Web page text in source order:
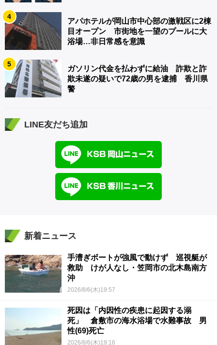
4
アパホテルが岡山市中心部の激戦区に2棟
目オープン 市街地を一望のプールに大
浴場…非日常感を意識
5
ガソリン代金を払わずに給油 詐欺と詐
欺未遂の疑いで72歳の男を逮捕 香川県
警
LINE友だち追加
新着ニュース
手漕ぎボートが強風で動けず 巡視艇が
救助 けが人なし・笠岡市の北木島南方
沖
2026/8/6(木)19:57
死因は「内因性の疾患に起因する溺
死」 倉敷市の海水浴場で水難事故 男
性(69)死亡
2026/8/6(木)19:16